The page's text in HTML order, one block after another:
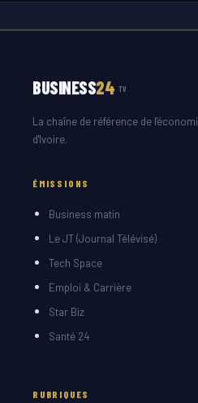
BUSINESS24 TV
La chaîne de référence de
d'Ivoire.
ÉMISSIONS
Business matin
Le JT (Journal Télévisé)
Tech Space
Emploi & Carrière
Star Biz
Santé 24
RUBRIQUES